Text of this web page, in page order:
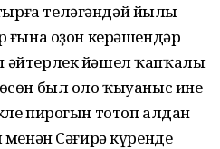
теләгәндәй йылы
ғына оҙон керәшендәр
йәшел ҡапҡалы
был оло ҡыуаныс ине
пирогын тотоп алдан
Сәғирә күренде